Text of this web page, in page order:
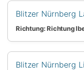
Blitzer Nürnberg
Richtung: Richtung
Blitzer Nürnberg